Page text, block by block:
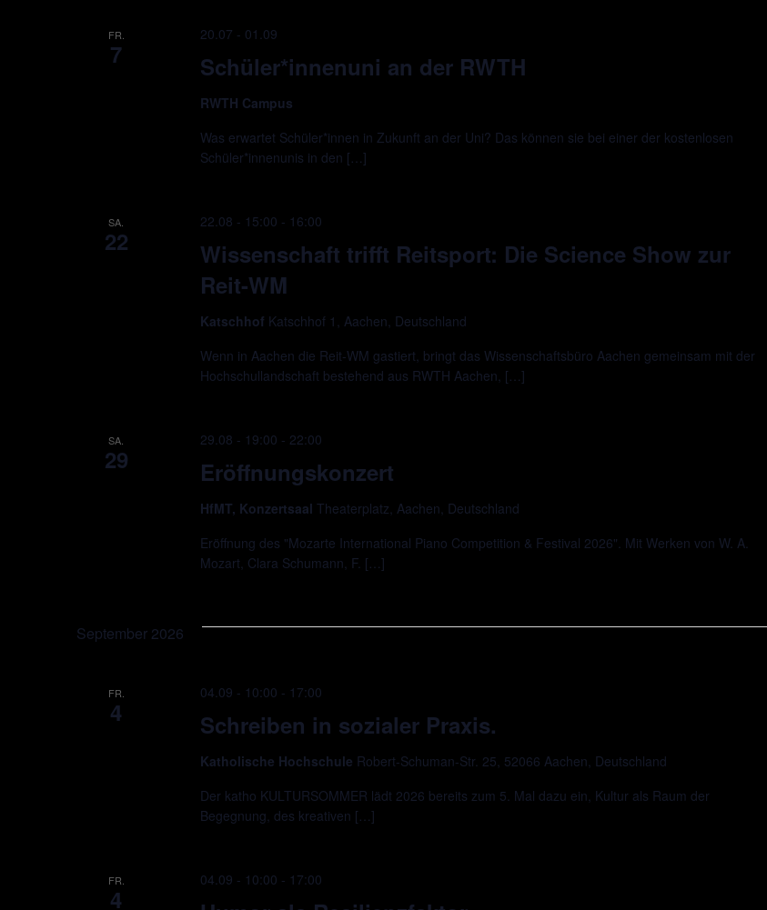
FR.
7 Schüler*innenuni an der RWTH
20.07 - 01.09
RWTH Campus
Was erwartet Schüler*innen in Zukunft an der Uni? Das können sie bei einer der kostenlosen
Schüler*innenunis in den […]
SA.
22
Wissenschaft trifft Reitsport: Die Science Show zur
Reit-WM
22.08 - 15:00 - 16:00
Katschhof Katschhof 1, Aachen, Deutschland
Wenn in Aachen die Reit-WM gastiert, bringt das Wissenschaftsbüro Aachen gemeinsam mit der
Hochschullandschaft bestehend aus RWTH Aachen, […]
SA.
29 Eröffnungskonzert
29.08 - 19:00 - 22:00
HfMT, Konzertsaal Theaterplatz, Aachen, Deutschland
Eröffnung des "Mozarte International Piano Competition & Festival 2026". Mit Werken von W. A.
Mozart, Clara Schumann, F. […]
September 2026
FR.
4 Schreiben in sozialer Praxis.
04.09 - 10:00 - 17:00
Katholische Hochschule Robert-Schuman-Str. 25, 52066 Aachen, Deutschland
Der katho KULTURSOMMER lädt 2026 bereits zum 5. Mal dazu ein, Kultur als Raum der
Begegnung, des kreativen […]
FR.
4
04.09 - 10:00 - 17:00